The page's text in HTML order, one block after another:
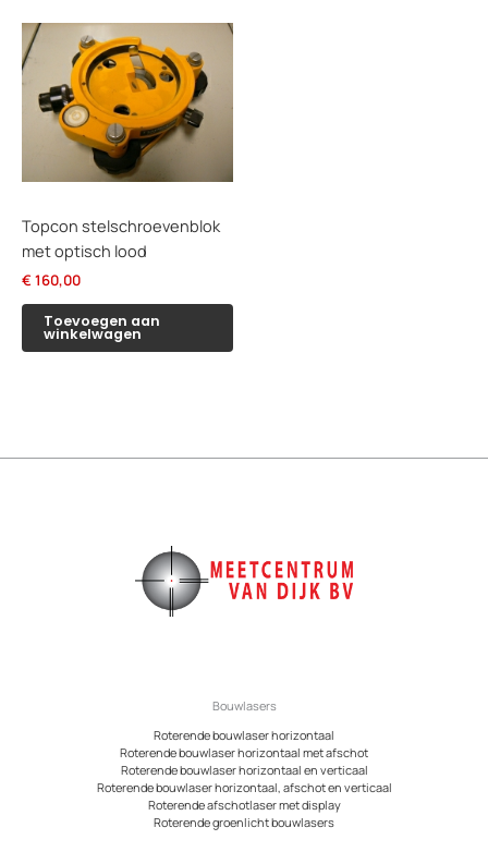
Topcon stelschroevenblok
met optisch lood
€ 160,00
Toevoegen aan
winkelwagen
Bouwlasers
Roterende bouwlaser horizontaal
Roterende bouwlaser horizontaal met afschot
Roterende bouwlaser horizontaal en verticaal
Roterende bouwlaser horizontaal, afschot en verticaal
Roterende afschotlaser met display
Roterende groenlicht bouwlasers